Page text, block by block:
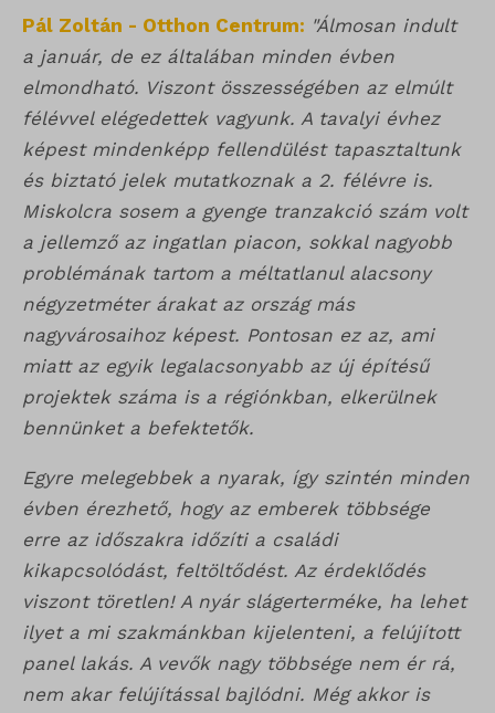
Pál Zoltán - Otthon Centrum: "Álmosan indult
a január, de ez általában minden évben
elmondható. Viszont összességében az elmúlt
félévvel elégedettek vagyunk. A tavalyi évhez
képest mindenképp fellendülést tapasztaltunk
és biztató jelek mutatkoznak a 2. félévre is.
Miskolcra sosem a gyenge tranzakció szám volt
a jellemző az ingatlan piacon, sokkal nagyobb
problémának tartom a méltatlanul alacsony
négyzetméter árakat az ország más
nagyvárosaihoz képest. Pontosan ez az, ami
miatt az egyik legalacsonyabb az új építésű
projektek száma is a régiónkban, elkerülnek
bennünket a befektetők.
Egyre melegebbek a nyarak, így szintén minden
évben érezhető, hogy az emberek többsége
erre az időszakra időzíti a családi
kikapcsolódást, feltöltődést. Az érdeklődés
viszont töretlen! A nyár slágerterméke, ha lehet
ilyet a mi szakmánkban kijelenteni, a felújított
panel lakás. A vevők nagy többsége nem ér rá,
nem akar felújítással bajlódni. Még akkor is